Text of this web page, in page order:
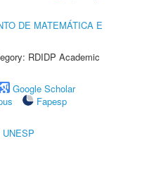
DE MATEMÁTICA E
RDIDP Academic
Google Scholar
Fapesp